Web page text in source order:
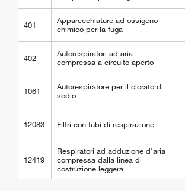
401
Apparecchiature ad ossigeno
chimico per la fuga
402
Autorespiratori ad aria
compressa a circuito aperto
1061
Autorespiratore per il clorato di
sodio
12083 Filtri con tubi di respirazione
12419
Respiratori ad adduzione d'aria
compressa dalla linea di
costruzione leggera